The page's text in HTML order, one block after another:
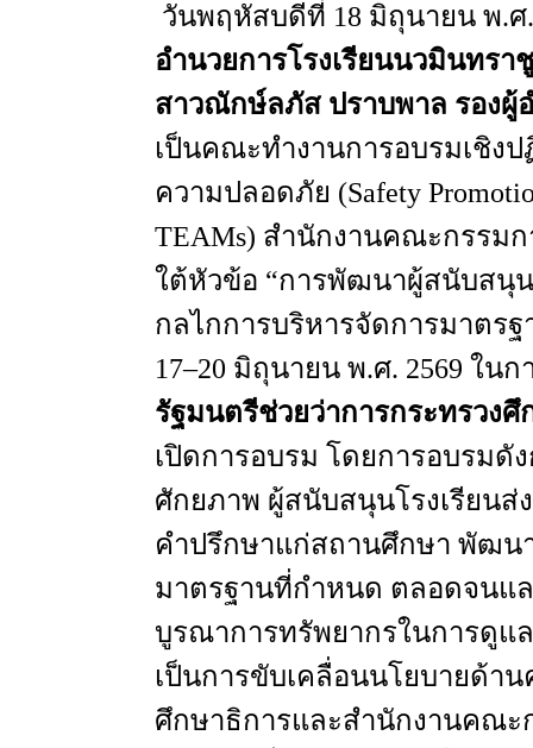
วันพฤหัสบดีที่ 18 มิถุนายน พ.ศ
อำนวยการโรงเรียนนวมินทรา
สาวณักษ์ลภัส ปราบพาล รองผู้
เป็นคณะทำงานการอบรมเชิง
ความปลอดภัย (Safety
TEAMs) สำนักงานคณะกรรม
ใต้หัวข้อ “การพัฒนาผู้สนับสนุน
กลไกการบริหารจัดการมาตร
17–20 มิถุนายน พ.ศ. 2569 ในก
รัฐมนตรีช่วยว่าการกระทรวงศึ
เปิดการอบรม โดยการอบรมดั
ศักยภาพ ผู้สนับสนุนโรงเรียนส่
คำปรึกษาแก่สถานศึกษา พัฒน
มาตรฐานที่กำหนด ตลอดจนแ
บูรณาการทรัพยากรในการดู
เป็นการขับเคลื่อนนโยบายด้า
ศึกษาธิการและสำนักงานคณะ